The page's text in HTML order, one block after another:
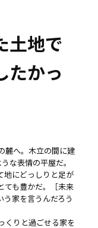
土地で
たかっ
麓へ。木立の間に建
な表情の平屋だ。
地にどっしりと足が
ても豊かだ。［未来
家を言うんだろう
くりと過ごせる家を